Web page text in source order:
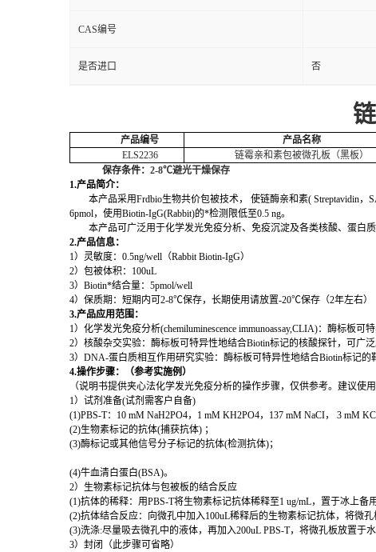
CAS编号
是否进口 否
产品编号 产品名称
ELS2236
链霉亲和素包被微孔板（黑板）
保存条件： 2-8℃避光干燥保存
1.产品简介：
本产品采用Frdbio生物共价包被技术， 使链酶亲和素( Streptavidin
6pmol，使用Biotin-IgG(Rabbit)的*检测限低至0.5 ng。
本产品可广泛用于化学发光免疫分析、免疫沉淀及各类核酸、蛋白质
2.产品信息：
1）灵敏度：0.5ng/well（Rabbit Biotin-IgG）
2）包被体积：100uL
3）Biotin*结合量：5pmol/well
4）保质期：短期内可2-8℃保存，长期使用请放置-20℃保存（2年左右）
3.产品应用范围：
1）化学发光免疫分析(chemiluminescence immunoassay,CLIA)：酶标板
2）核酸杂交实验：酶标板可特异性地结合Biotin标记的核酸探针，可广
3）DNA-蛋白质相互作用研究实验：酶标板可特异性地结合Biotin标记
4.操作步骤：（参考实施例）
（说明书提供夹心法化学发光免疫分析的操作步骤，仅供参考。建议使
1）试剂准备(试剂需客户自备)
(1)PBS-T：10 mM NaH2PO4，1 mM KH2PO4，137 mM NaCI， 3 mM
(2)生物素标记的抗体(捕获抗体) ；
(3)酶标记或其他信号分子标记的抗体(检测抗体)；
(4)牛血清白蛋白(BSA)。
2）生物素标记抗体与包被板的结合反应
(1)抗体的稀释：用PBS-T将生物素标记抗体稀释至1 ug/mL，置于冰上备用
(2)抗体结合反应：向微孔中加入100uL稀释后的生物素标记抗体，将微孔
(3)洗涤:尽量吸去微孔中的液体，再加入200uL PBS-T，将微孔板放置于
3）封闭（此步骤可省略）